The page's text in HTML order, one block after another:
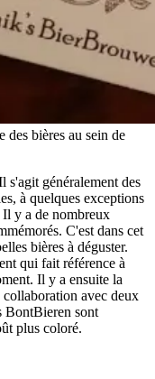
bières au sein de
s'agit généralement des
à quelques exceptions
Il y a de nombreux
C'est dans cet
bières à déguster.
qui fait référence à
Il y a ensuite la
collaboration avec deux
BontBieren sont
plus coloré.